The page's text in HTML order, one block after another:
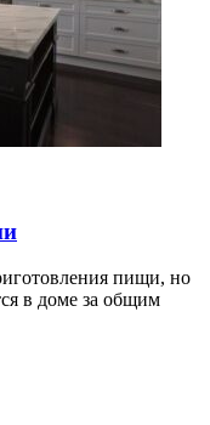
пищи, но
в доме за общим